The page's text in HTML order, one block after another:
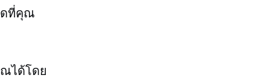
ดที่คุณ
ได้โดย